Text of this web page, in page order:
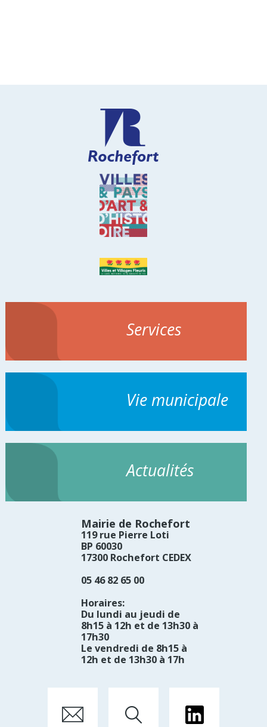
Services
Vie municipale
Actualités
Mairie de Rochefort
119 rue Pierre Loti
BP 60030
17300 Rochefort CEDEX
05 46 82 65 00
Horaires:
Du lundi au jeudi de
8h15 à 12h et de 13h30 à
17h30
Le vendredi de 8h15 à
12h et de 13h30 à 17h